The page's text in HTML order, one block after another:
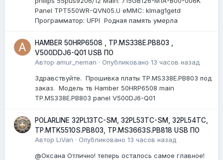
Panel TPT550WR-QVN05.U eMMC: klmag1getd
Программатор: UFPI Родная память умерла
HAMBER 50HRP6508 , TP.MS338E.PB803 ,
V500DDJ6-Q01 USB ПО
Автор amur_neman · Опубликовано 13 часов назад
Здравствуйте. Прошивка платы TP.MS338E.PB803 под
заказ. Модель тв Hamber 50HRP6508 main
TP.MS338E.PB803 panel V500DJ6-Q01
POLARLINE 32PL13TC-SM, 32PL53TC-SM, 32PL54TC,
TP.MTK5510S.PB803, TP.MS3663S.PB818 USB ПО
Автор LiVan · Опубликовано 13 часов назад
@Оксана Отлично! теперь осталось самое главное!